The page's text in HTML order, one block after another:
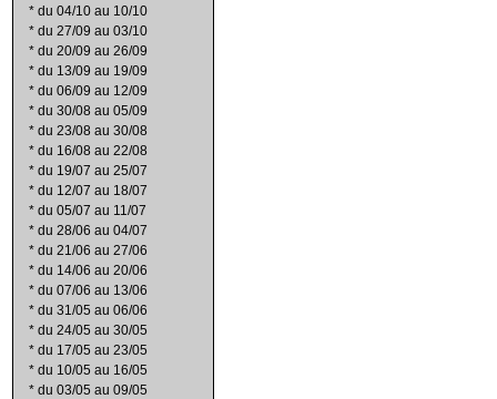
* du 04/10 au 10/10
* du 27/09 au 03/10
* du 20/09 au 26/09
* du 13/09 au 19/09
* du 06/09 au 12/09
* du 30/08 au 05/09
* du 23/08 au 30/08
* du 16/08 au 22/08
* du 19/07 au 25/07
* du 12/07 au 18/07
* du 05/07 au 11/07
* du 28/06 au 04/07
* du 21/06 au 27/06
* du 14/06 au 20/06
* du 07/06 au 13/06
* du 31/05 au 06/06
* du 24/05 au 30/05
* du 17/05 au 23/05
* du 10/05 au 16/05
* du 03/05 au 09/05